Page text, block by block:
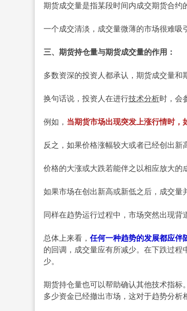
期货成交量是指某段时间内成交期货合约
一个成交清淡，成交量微薄的市场很难吸
三、期货持仓量与期货成交量的作用：
多数资深的投资人都承认，期货成交量和
换句话说，投资人在进行技术分析时，会
例如， 当期货市场出现突发上涨行情时，
反之，如果价格涨幅较大或者已经创出新
价格的大涨或大跌若能伴之以相应放大的
如果市场在创出新高或新低之后，成交量
同样在趋势运行过程中，市场突然出现背
总体上来看， 任何一种趋势的发展都应伴
的回调，成交量应有所减少。在下跌过
少。
期货持仓量也可以帮助确认其他技术指
多少资金已经撤出市场，这对于趋势分析